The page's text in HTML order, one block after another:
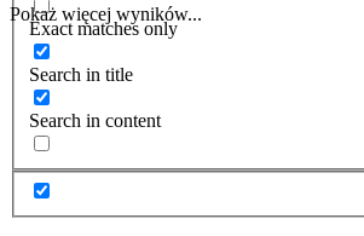
Pokaż więcej wyników...
Exact matches only
Search in title
Search in content